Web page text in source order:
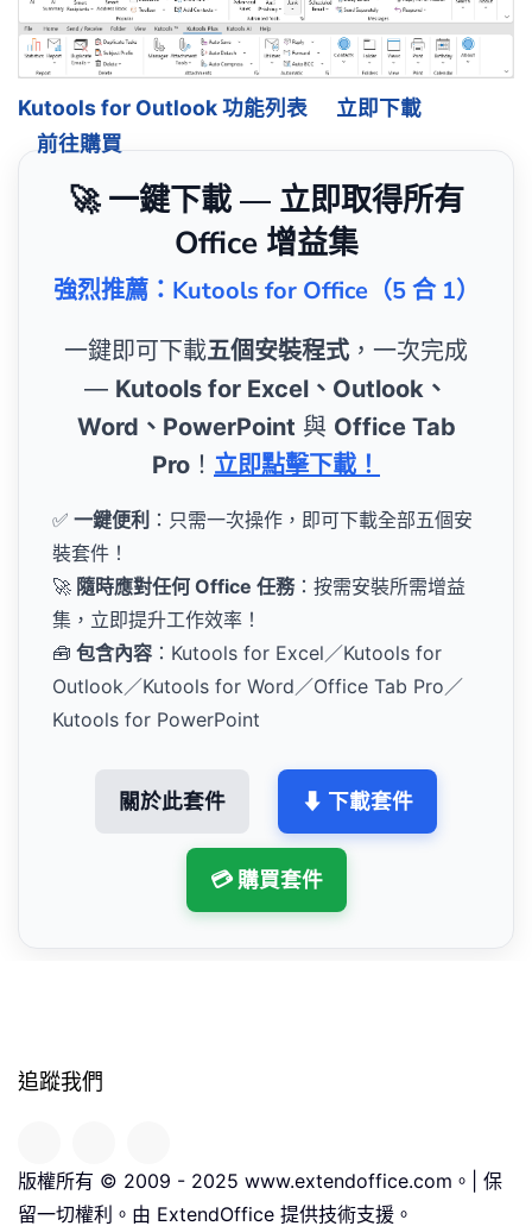
Kutools for Outlook 功能列表
立即下載
前往購買
🚀 一鍵下載 — 立即取得所有
Office 增益集
強烈推薦：Kutools for Office（5 合 1）
一鍵即可下載五個安裝程式 ，一次完成
— Kutools for Excel、Outlook、
Word、PowerPoint 與 Office Tab
Pro ！ 立即點擊下載！
✅ 一鍵便利 ：只需一次操作，即可下載全部五個安
裝套件！
🚀 隨時應對任何 Office 任務：按需安裝所需增益
集，立即提升工作效率！
🧰 包含內容 ：Kutools for Excel／Kutools for
Outlook／Kutools for Word／Office Tab Pro／
Kutools for PowerPoint
關於此套件 ⬇ 下載套件
💳 購買套件
追蹤我們
版權所有 © 2009 - 2025 www.extendoffice.com。| 保
留一切權利。由 ExtendOffice 提供技術支援。